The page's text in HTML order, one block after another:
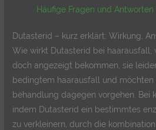
Häufige Fragen und Antworten
Dutasterid – kurz erklärt: Wirkung,
Wie wirkt Dutasterid bei haarausfall,
doch angezeigt bekommen, sie
bedingtem haarausfall und
behandlung dagegen vorgehen. Bei
indem Dutasterid ein bestimmtes
zu verkleinern, durch die